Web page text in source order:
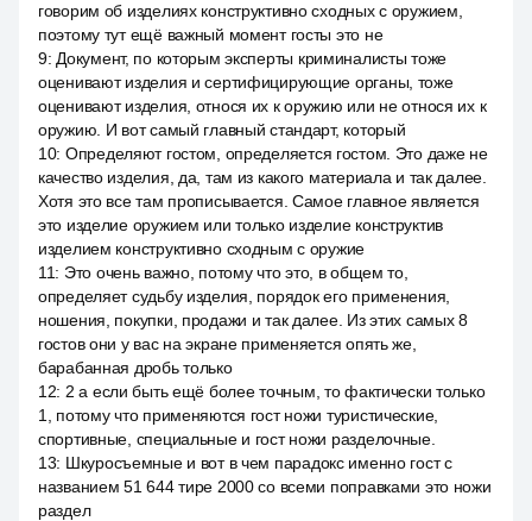
говорим об изделиях конструктивно сходных с оружием,
поэтому тут ещё важный момент госты это не
9: Документ, по которым эксперты криминалисты тоже
оценивают изделия и сертифицирующие органы, тоже
оценивают изделия, относя их к оружию или не относя их к
оружию. И вот самый главный стандарт, который
10: Определяют гостом, определяется гостом. Это даже не
качество изделия, да, там из какого материала и так далее.
Хотя это все там прописывается. Самое главное является
это изделие оружием или только изделие конструктив
изделием конструктивно сходным с оружие
11: Это очень важно, потому что это, в общем то,
определяет судьбу изделия, порядок его применения,
ношения, покупки, продажи и так далее. Из этих самых 8
гостов они у вас на экране применяется опять же,
барабанная дробь только
12: 2 а если быть ещё более точным, то фактически только
1, потому что применяются гост ножи туристические,
спортивные, специальные и гост ножи разделочные.
13: Шкуросъемные и вот в чем парадокс именно гост с
названием 51 644 тире 2000 со всеми поправками это ножи
раздел